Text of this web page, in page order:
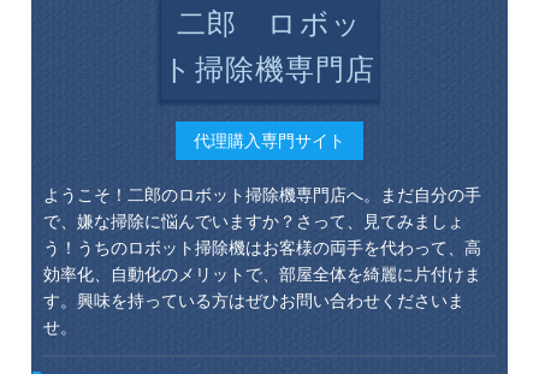
二郎 ロボッ
ト掃除機専門店
代理購入専門サイト
ようこそ！二郎のロボット掃除機専門店へ。まだ自分の手
で、嫌な掃除に悩んでいますか？さって、見てみましょ
う！うちのロボット掃除機はお客様の両手を代わって、高
効率化、自動化のメリットで、部屋全体を綺麗に片付けま
す。興味を持っている方はぜひお問い合わせくださいま
せ。